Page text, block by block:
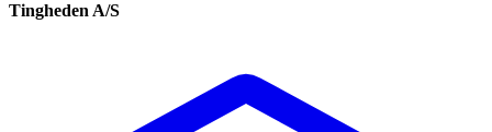
Tingheden A/S